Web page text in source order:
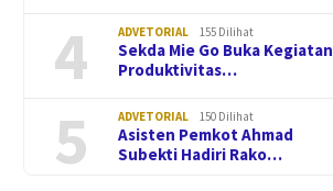
4 ADVETORIAL 155 Dilihat
Sekda Mie Go Buka Kegiatan
Produktivitas…
5 ADVETORIAL 150 Dilihat
Asisten Pemkot Ahmad
Subekti Hadiri Rako…